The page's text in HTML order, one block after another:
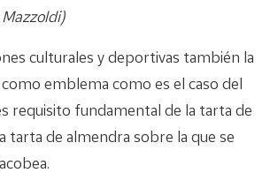
culturales y deportivas también la
emblema como es el caso del
requisito fundamental de la tarta de
tarta de almendra sobre la que se
la cruz jacobea.